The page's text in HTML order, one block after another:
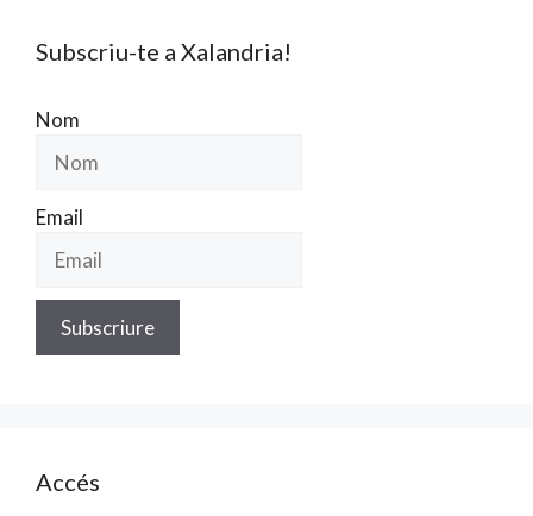
Subscriu-te a Xalandria!
Nom
Email
Accés